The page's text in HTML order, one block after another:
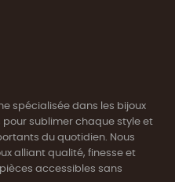
spécialisée dans les bijoux
sublimer chaque style et
du quotidien. Nous
alliant qualité, finesse et
accessibles sans